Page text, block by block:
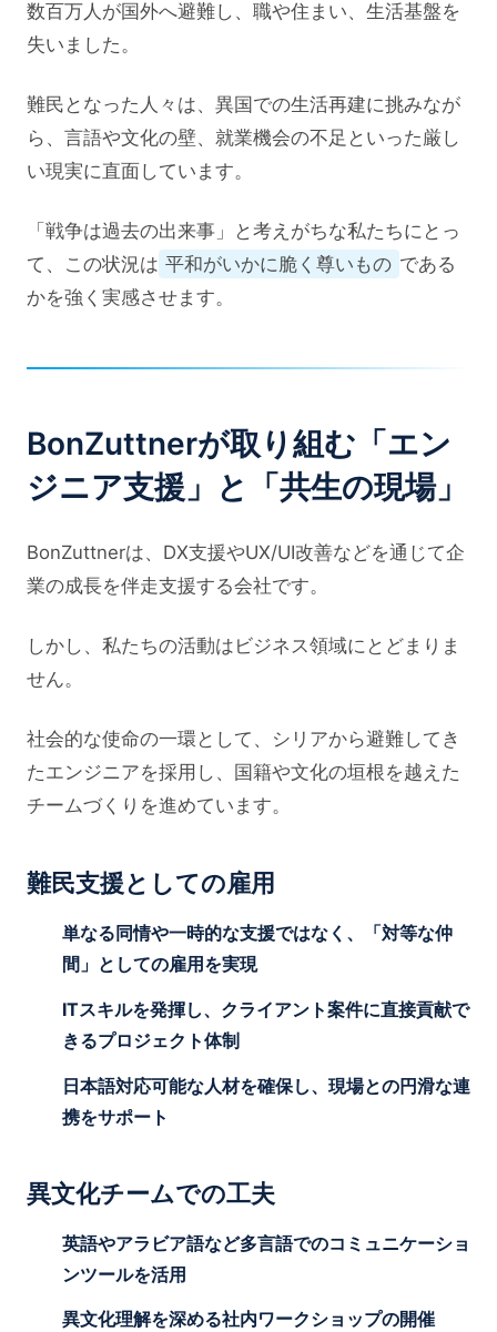
数百万人が国外へ避難し、職や住まい、生活基盤を
失いました。
難民となった人々は、異国での生活再建に挑みなが
ら、言語や文化の壁、就業機会の不足といった厳し
い現実に直面しています。
「戦争は過去の出来事」と考えがちな私たちにとっ
て、この状況は 平和がいかに脆く尊いもの である
かを強く実感させます。
BonZuttnerが取り組む「エン
ジニア支援」と「共生の現場」
BonZuttnerは、DX支援やUX/UI改善などを通じて企
業の成長を伴走支援する会社です。
しかし、私たちの活動はビジネス領域にとどまりま
せん。
社会的な使命の一環として、シリアから避難してき
たエンジニアを採用し、国籍や文化の垣根を越えた
チームづくりを進めています。
難民支援としての雇用
単なる同情や一時的な支援ではなく、「対等な仲
間」としての雇用を実現
ITスキルを発揮し、クライアント案件に直接貢献で
きるプロジェクト体制
日本語対応可能な人材を確保し、現場との円滑な連
携をサポート
異文化チームでの工夫
英語やアラビア語など多言語でのコミュニケーショ
ンツールを活用
異文化理解を深める社内ワークショップの開催